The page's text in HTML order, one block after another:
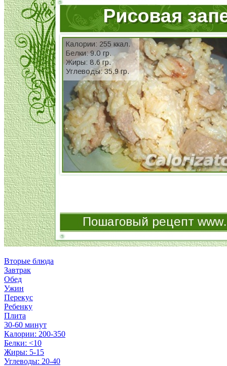
Вторые блюда
Завтрак
Обед
Ужин
Перекус
Ребенку
Плита
30-60 минут
Калории: 200-350
Белки: <10
Жиры: 5-15
Углеводы: 20-40